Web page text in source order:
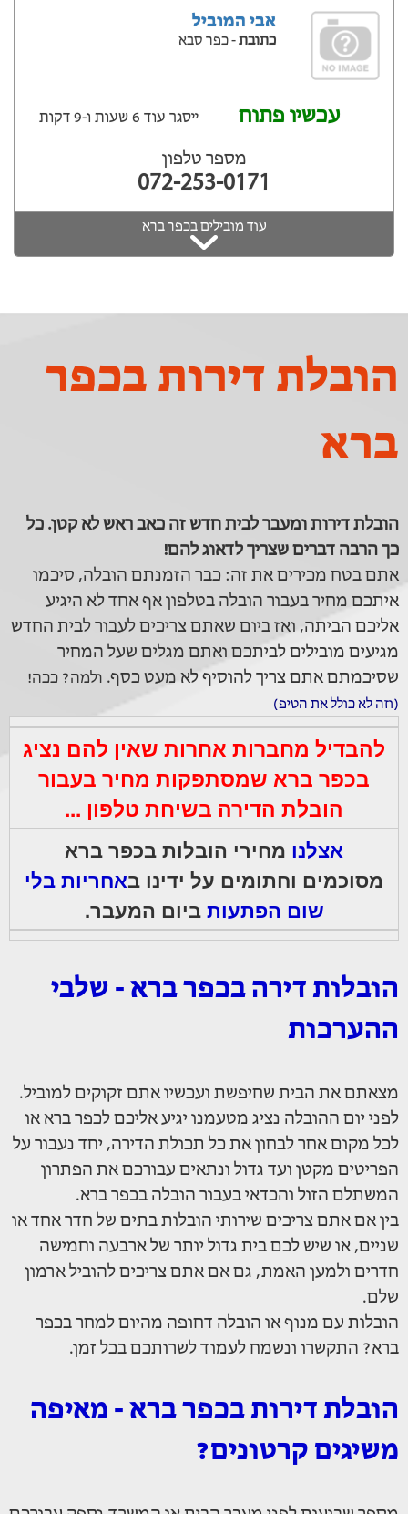
אבי המוביל
כתובת- כפר סבא
עכשיו פתוח ייסגר עוד 6 שעות ‫ו-9 דקות
מספר טלפון
072-253-0171
עוד מובילים בכפר ברא
הובלת דירות בכפר
ברא
הובלת דירות ומעבר לבית חדש זה כאב ראש לא קטן. כל
כך הרבה דברים שצריך לדאוג להם!
אתם בטח מכירים את זה: כבר הזמנתם הובלה, סיכמו
איתכם מחיר בעבור הובלה בטלפון אף אחד לא היגיע
אליכם הביתה, ואז ביום שאתם צריכים לעבור לבית החדש
מגיעים מובילים לביתכם ואתם מגלים שעל המחיר
שסיכמתם אתם צריך להוסיף לא מעט כסף. ולמה? ככה!
(וזה לא כולל את הטיפ)
להבדיל מחברות אחרות שאין להם נציג
בכפר ברא שמסתפקות מחיר בעבור
הובלת הדירה בשיחת טלפון ...
אצלנו מחירי הובלות בכפר ברא
מסוכמים וחתומים על ידינו באחריות בלי
שום הפתעותביום המעבר.
הובלות דירה בכפר ברא - שלבי
ההערכות
מצאתם את הבית שחיפשת ועכשיו אתם זקוקים למוביל.
לפני יום ההובלה נציג מטעמנו יגיע אליכם לכפר ברא או
לכל מקום אחר לבחון את כל תכולת הדירה, יחד נעבור על
הפריטים מקטן ועד גדול ונתאים עבורכם את הפתרון
המשתלם הזול והכדאי בעבור הובלה בכפר ברא.
בין אם אתם צריכים שירותי הובלות בתים של חדר אחד או
שניים, או שיש לכם בית גדול יותר של ארבעה וחמישה
חדרים ולמען האמת, גם אם אתם צריכים להוביל ארמון
שלם.
הובלות עם מנוף או הובלה דחופה מהיום למחר בכפר
ברא? התקשרו ונשמח לעמוד לשרותכם בכל זמן.
הובלת דירות בכפר ברא - מאיפה
משיגים קרטונים?